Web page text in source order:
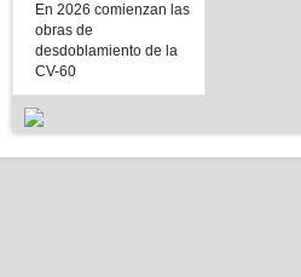
En 2026 comienzan las
obras de
desdoblamiento de la
CV-60